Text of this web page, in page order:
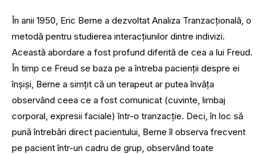
În anii 1950, Eric Berne a dezvoltat Analiza Tranzacțională, o
metodă pentru studierea interacțiunilor dintre indivizi.
Această abordare a fost profund diferită de cea a lui Freud.
În timp ce Freud se baza pe a întreba pacienții despre ei
înșiși, Berne a simțit că un terapeut ar putea învăța
observând ceea ce a fost comunicat (cuvinte, limbaj
corporal, expresii faciale) într-o tranzacție. Deci, în loc să
pună întrebări direct pacientului, Berne îl observa frecvent
pe pacient într-un cadru de grup, observând toate